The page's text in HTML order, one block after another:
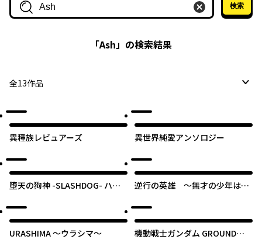
作品名・作家名で探す
検索
「Ash」の検索結果
全13作品
異種族レビュアーズ 異世界純愛アンソロジー
堕天の狗神 -SLASHDOG- ハイ
逆行の英雄 ～無才の少年は、
抜く～【タテスク】
URASHIMA ～ウラシマ～
機動戦士ガンダム GROUND